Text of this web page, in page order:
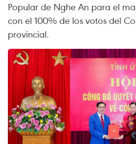
Popular de Nghe An para el
con el 100% de los votos del
provincial.